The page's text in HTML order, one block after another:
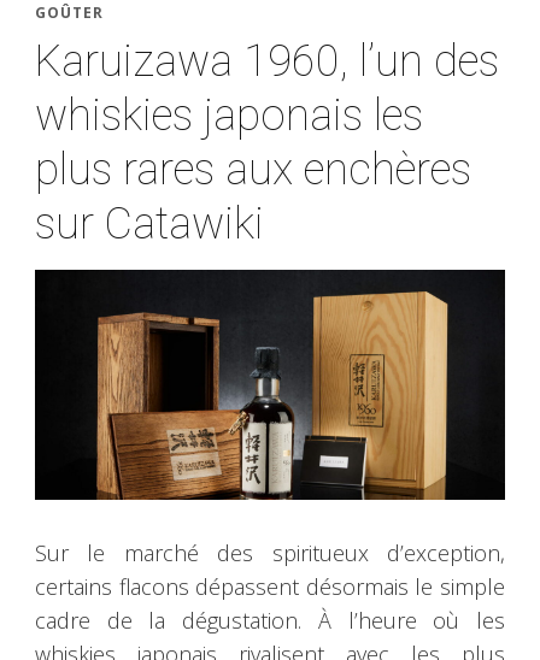
GOÛTER
Karuizawa 1960, l’un des
whiskies japonais les
plus rares aux enchères
sur Catawiki
Sur le marché des spiritueux d’exception,
certains flacons dépassent désormais le simple
cadre de la dégustation. À l’heure où les